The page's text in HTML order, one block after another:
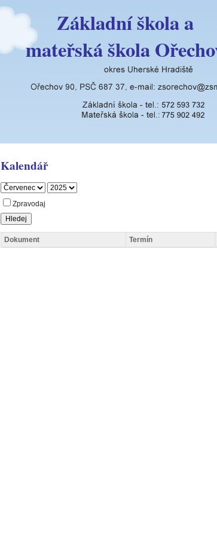
Základní škola a
mateřská škola
Kalendář
Zpravodaj
Dokument Termín